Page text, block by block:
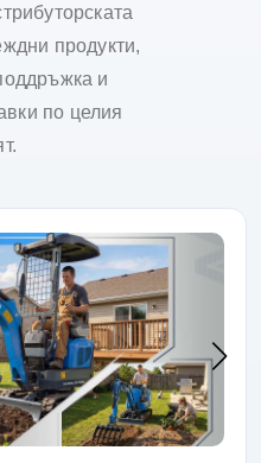
продукти,
и
по целия